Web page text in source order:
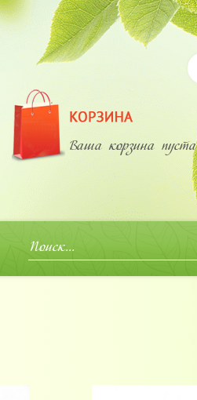
Ваша корзина пуста